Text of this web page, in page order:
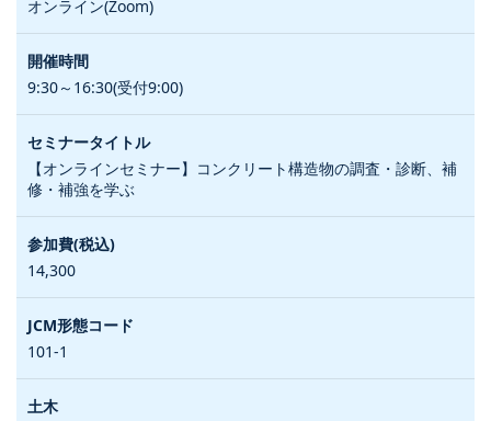
オンライン(Zoom)
9:30～16:30(受付9:00)
【オンラインセミナー】コンクリート構造物の調査・診断、補
修・補強を学ぶ
14,300
101-1